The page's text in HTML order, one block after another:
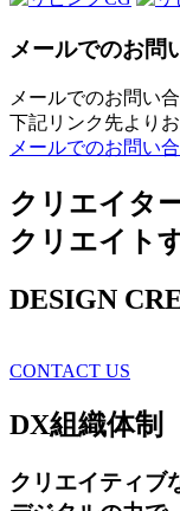
メールでのお問
メールでのお問い合
下記リンク先より
メールでのお問い
クリエイタ
クリエイト
DESIGN
CONTACT US
DX組織体制
クリエイティブ